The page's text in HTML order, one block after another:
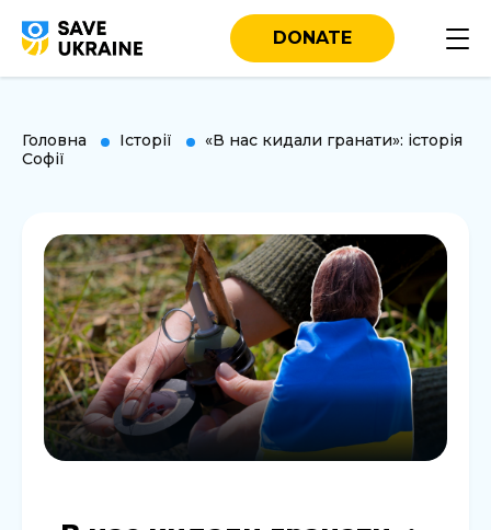
DONATE
Головна Історії
«В нас кидали гранати»: історія
Софії